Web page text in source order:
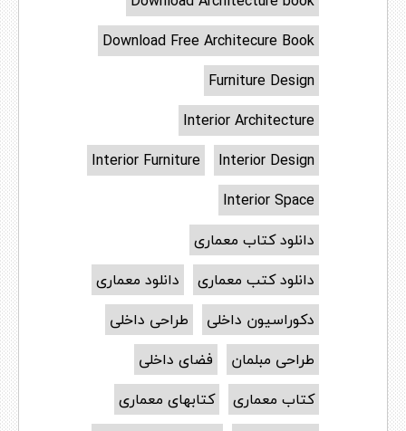
Download Free Architecure Book
Furniture Design
Interior Architecture
Interior Design
Interior Furniture
Interior Space
دانلود کتاب معماری
دانلود کتب معماری
دانلود معماری
دکوراسیون داخلی
طراحی داخلی
طراحی مبلمان
فضای داخلی
کتاب معماری
کتابهای معماری